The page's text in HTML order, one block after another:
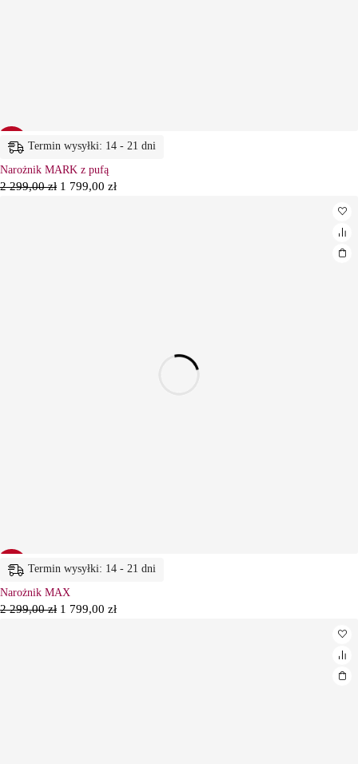
22% Termin wysyłki: 14 - 21 dni
Narożnik MARK z pufą
2 299,00zł 1 799,00 zł
22% Termin wysyłki: 14 - 21 dni
Narożnik MAX
2 299,00zł 1 799,00 zł